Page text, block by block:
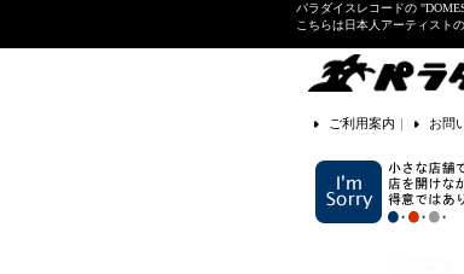
パラダイスレコードの
こちらは日本人アーティスト
ご利用案内 ｜ お問